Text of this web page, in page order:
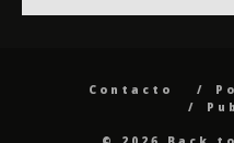
Contacto